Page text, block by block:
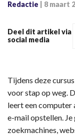
Redactie 8 maart
Deel dit artikel via
social media
Tijdens deze
voor stap op weg.
leert een computer
e-mail opstellen.
zoekmachines,